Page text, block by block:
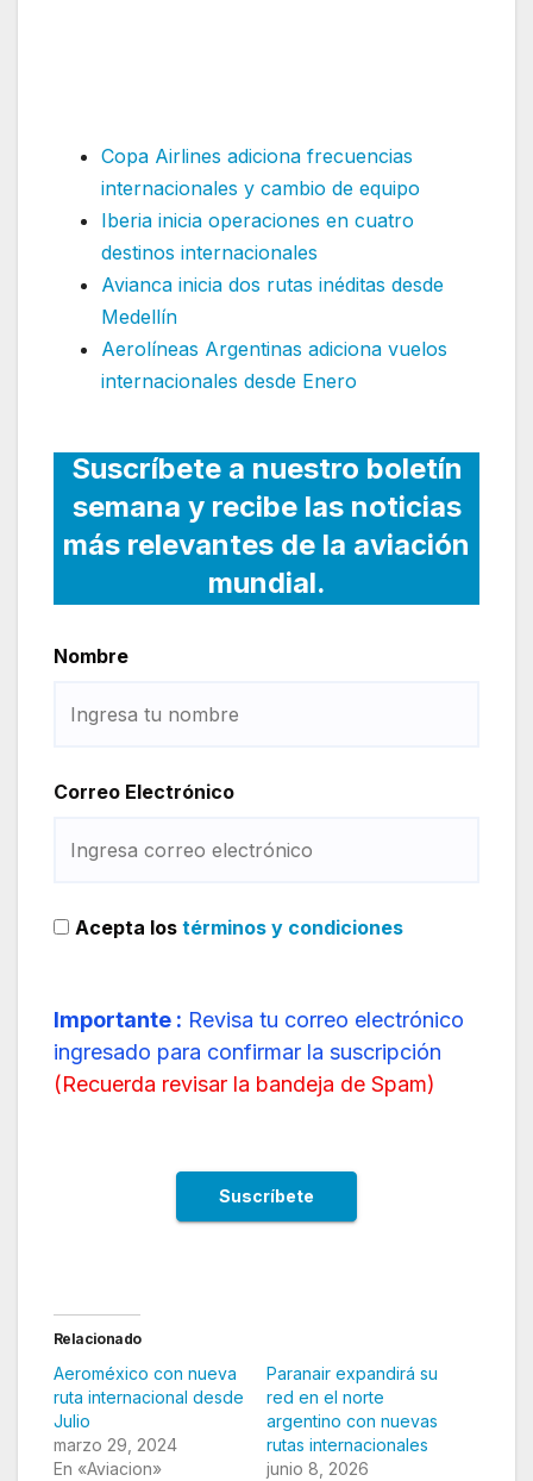
Copa Airlines adiciona frecuencias
internacionales y cambio de equipo
Iberia inicia operaciones en cuatro
destinos internacionales
Avianca inicia dos rutas inéditas desde
Medellín
Aerolíneas Argentinas adiciona vuelos
internacionales desde Enero
Suscríbete a nuestro boletín
semana y recibe las noticias
más relevantes de la aviación
mundial.
Nombre
Correo Electrónico
Acepta los términos y condiciones
Importante : Revisa tu correo electrónico
ingresado para confirmar la suscripción
(Recuerda revisar la bandeja de Spam)
Relacionado
Aeroméxico con nueva
ruta internacional desde
Julio
marzo 29, 2024
En «Aviacion»
Paranair expandirá su
red en el norte
argentino con nuevas
rutas internacionales
junio 8, 2026